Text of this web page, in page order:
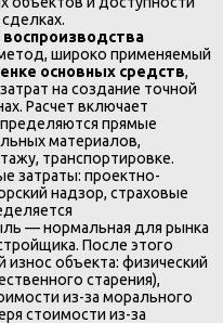
широко применяемый
основных средств,
на создание точной
Расчет включает
прямые
материалов,
транспортировке.
затраты: проектно-
надзор, страховые
— нормальная для рынка
После этого
износ объекта: физический
старения),
из-за морального
стоимости из-за